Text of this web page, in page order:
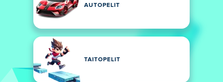
AUTOPELIT
TAITOPELIT